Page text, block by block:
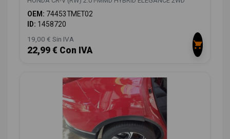
OEM: 74453TMET02
ID: 1458720
19,00 € Sin IVA
22,99 € Con IVA